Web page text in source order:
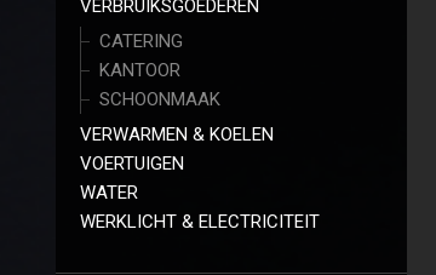
VERBRUIKSGOEDEREN
CATERING
KANTOOR
SCHOONMAAK
VERWARMEN & KOELEN
VOERTUIGEN
WATER
WERKLICHT & ELECTRICITEIT